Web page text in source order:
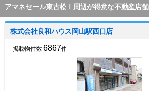
アマネセール東古松Ⅰ周辺が得意な不動産店舗
株式会社良和ハウス岡山駅西口店
掲載物件数:6867件